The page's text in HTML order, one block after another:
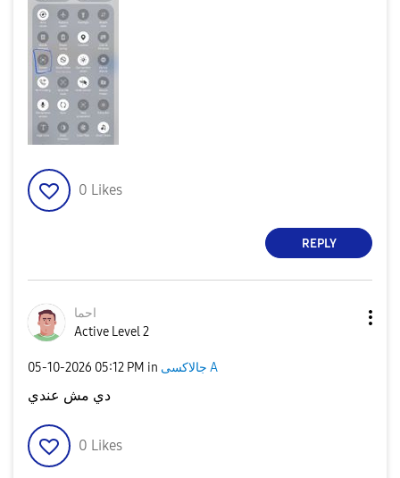
0 Likes
REPLY
احما
Active Level 2
‎05-10-2026 05:12 PM in جالاكسى A
دي مش عندي
0 Likes